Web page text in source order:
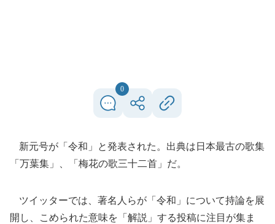
0
新元号が「令和」と発表された。出典は日本最古の歌集
「万葉集」、「梅花の歌三十二首」だ。
ツイッターでは、著名人らが「令和」について持論を展
開し、こめられた意味を「解説」する投稿に注目が集ま